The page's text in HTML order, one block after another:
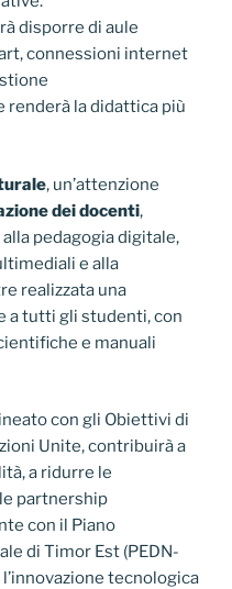
disporre di aule
connessioni internet
renderà la didattica più
, un’attenzione
dei docenti,
pedagogia digitale,
e alla
realizzata una
a tutti gli studenti, con
e manuali
con gli Obiettivi di
Unite, contribuirà a
a ridurre le
partnership
con il Piano
di Timor Est (PEDN-
tecnologica